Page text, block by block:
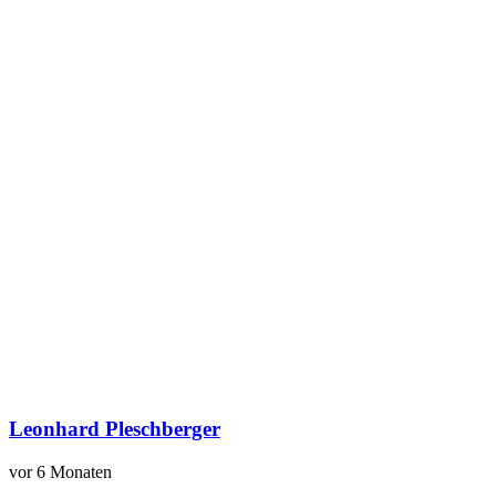
Leonhard Pleschberger
vor 6 Monaten